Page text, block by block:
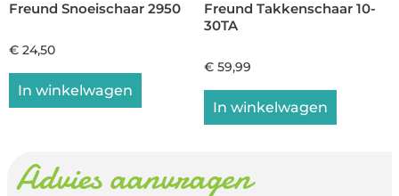
Freund Snoeischaar 2950
€ 24,50
In winkelwagen
Freund Takkenschaar 10-
30TA
€ 59,99
In winkelwagen
Advies aanvragen